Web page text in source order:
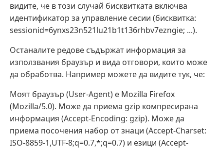
видите, че в този случай бисквитката включва
идентификатор за управление сесии (бисквитка:
sessionid=6ynxs23n521lu21b1t136rhbv7ezngie; ...).
Останалите редове съдържат информация за
използвания браузър и вида отговори, които може
да обработва. Например можете да видите тук, че:
Моят браузър (User-Agent) е Mozilla Firefox
(Mozilla/5.0). Може да приема gzip компресирана
информация (Accept-Encoding: gzip). Може да
приема посочения набор от знаци (Accept-Charset:
ISO-8859-1,UTF-8;q=0.7,*;q=0.7) и езици (Accept-